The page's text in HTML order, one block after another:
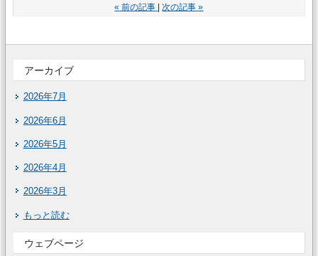
« 前の記事 次の記事 »
アーカイブ
2026年7月
2026年6月
2026年5月
2026年4月
2026年3月
もっと読む
ウェブページ